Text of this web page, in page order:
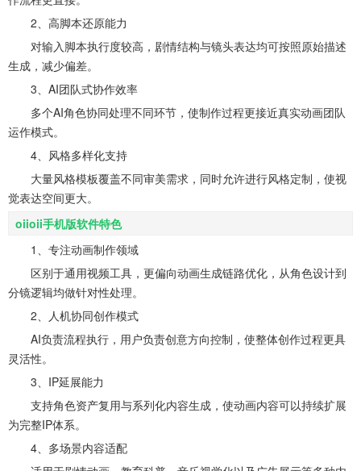
2、高脚本还原能力
对输入脚本执行度较高，剧情结构与镜头表达均可按照原始描述
生成，减少偏差。
3、AI团队式协作效率
多个AI角色协同处理不同环节，使制作过程更接近真实动画团队
运作模式。
4、风格多样化支持
大量风格模板覆盖不同审美需求，同时允许进行风格定制，使视
觉表达空间更大。
oiioii手机版软件特色
1、专注动画制作领域
区别于通用视频工具，更偏向动画生成链路优化，从角色设计到
分镜逻辑均做针对性处理。
2、人机协同创作模式
AI负责流程执行，用户负责创意方向控制，使整体创作过程更具
灵活性。
3、IP延展能力
支持角色资产复用与系列化内容生成，使动画内容可以持续扩展
为完整IP体系。
4、多场景内容适配